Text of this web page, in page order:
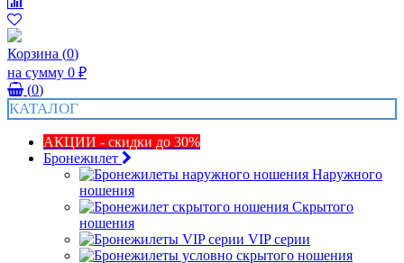
Корзина (0)
на сумму 0 ₽
(0)
КАТАЛОГ
АКЦИИ - скидки до 30%
Бронежилет
Наружного
ношения
Скрытого
ношения
VIP серии